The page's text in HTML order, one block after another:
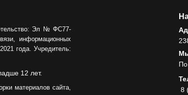
Эл № ФС77-
информационных
года. Учредитель:
12 лет.
материалов сайта,
8